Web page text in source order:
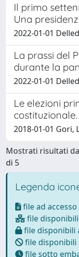
Il primo
Una
2022-01-01
La prassi del
durante la
2022-01-01
Le elezioni
costituzionale.
2018-01-01 Gori,
Mostrati risultati
di 5
Legenda
file ad
file
file disponibili
file
file sotto